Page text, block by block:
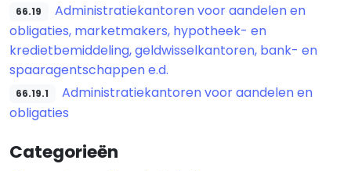
66.19
Administratiekantoren voor aandelen en
obligaties, marketmakers, hypotheek- en
kredietbemiddeling, geldwisselkantoren, bank- en
spaaragentschappen e.d.
66.19.1
Administratiekantoren voor aandelen en
obligaties
Categorieën